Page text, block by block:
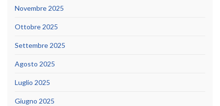
Novembre 2025
Ottobre 2025
Settembre 2025
Agosto 2025
Luglio 2025
Giugno 2025